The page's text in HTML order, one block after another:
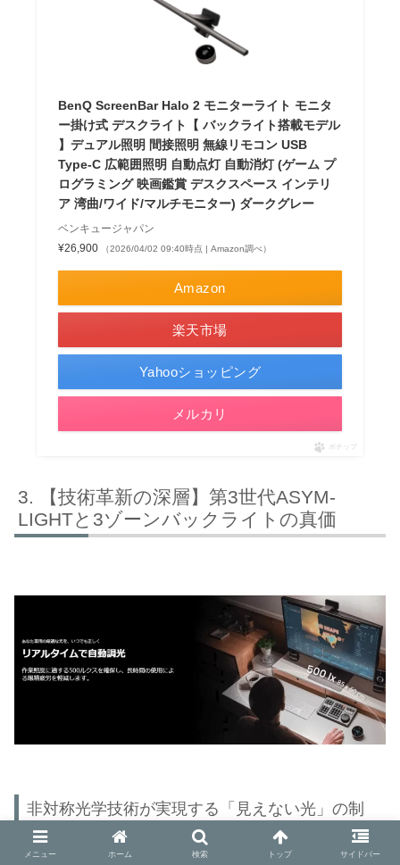
BenQ ScreenBar Halo 2 モニターライト モニタ
ー掛け式 デスクライト【 バックライト搭載モデル
】デュアル照明 間接照明 無線リモコン USB
Type-C 広範囲照明 自動点灯 自動消灯 (ゲーム プ
ログラミング 映画鑑賞 デスクスペース インテリ
ア 湾曲/ワイド/マルチモニター) ダークグレー
ベンキュージャパン
¥26,900
（2026/04/02 09:40時点 | Amazon調べ）
Amazon
楽天市場
Yahooショッピング
メルカリ
ポチップ
【技術革新の深層】第3世代ASYM-
LIGHTと3ゾーンバックライトの真価
非対称光学技術が実現する「見えない光」の制
御
メニュー ホーム 検索 トップ サイドバー